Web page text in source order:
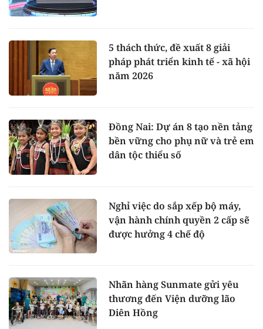
5 thách thức, đề xuất 8 giải
pháp phát triển kinh tế - xã hội
năm 2026
Đồng Nai: Dự án 8 tạo nền tảng
bền vững cho phụ nữ và trẻ em
dân tộc thiểu số
Nghỉ việc do sắp xếp bộ máy,
vận hành chính quyền 2 cấp sẽ
được hưởng 4 chế độ
Nhãn hàng Sunmate gửi yêu
thương đến Viện dưỡng lão
Diên Hồng